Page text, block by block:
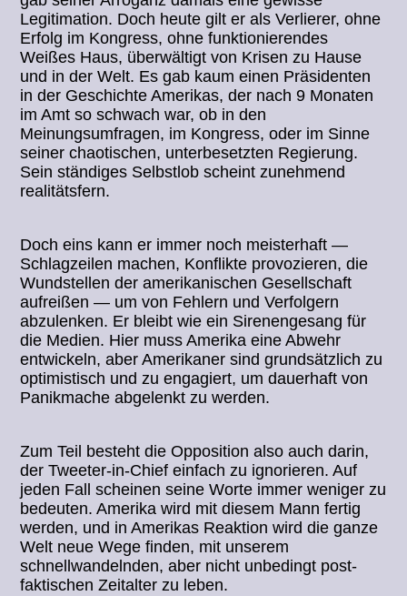
Legitimation. Doch heute gilt er als Verlierer, ohne
Erfolg im Kongress, ohne funktionierendes
Weißes Haus, überwältigt von Krisen zu Hause
und in der Welt. Es gab kaum einen Präsidenten
in der Geschichte Amerikas, der nach 9 Monaten
im Amt so schwach war, ob in den
Meinungsumfragen, im Kongress, oder im Sinne
seiner chaotischen, unterbesetzten Regierung.
Sein ständiges Selbstlob scheint zunehmend
realitätsfern.
Doch eins kann er immer noch meisterhaft —
Schlagzeilen machen, Konflikte provozieren, die
Wundstellen der amerikanischen Gesellschaft
aufreißen — um von Fehlern und Verfolgern
abzulenken. Er bleibt wie ein Sirenengesang für
die Medien. Hier muss Amerika eine Abwehr
entwickeln, aber Amerikaner sind grundsätzlich zu
optimistisch und zu engagiert, um dauerhaft von
Panikmache abgelenkt zu werden.
Zum Teil besteht die Opposition also auch darin,
der Tweeter-in-Chief einfach zu ignorieren. Auf
jeden Fall scheinen seine Worte immer weniger zu
bedeuten. Amerika wird mit diesem Mann fertig
werden, und in Amerikas Reaktion wird die ganze
Welt neue Wege finden, mit unserem
schnellwandelnden, aber nicht unbedingt post-
faktischen Zeitalter zu leben.